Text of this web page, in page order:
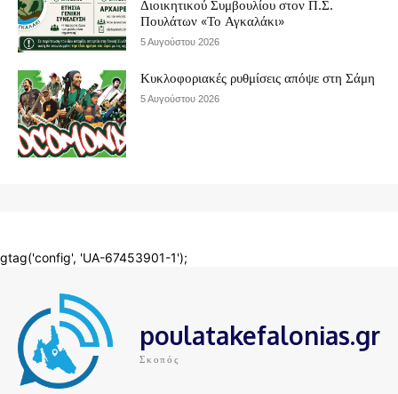
poulatakefalonias.gr
Σκοπός